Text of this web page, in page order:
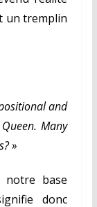
un tremplin
and
Many
»
notre base
donc